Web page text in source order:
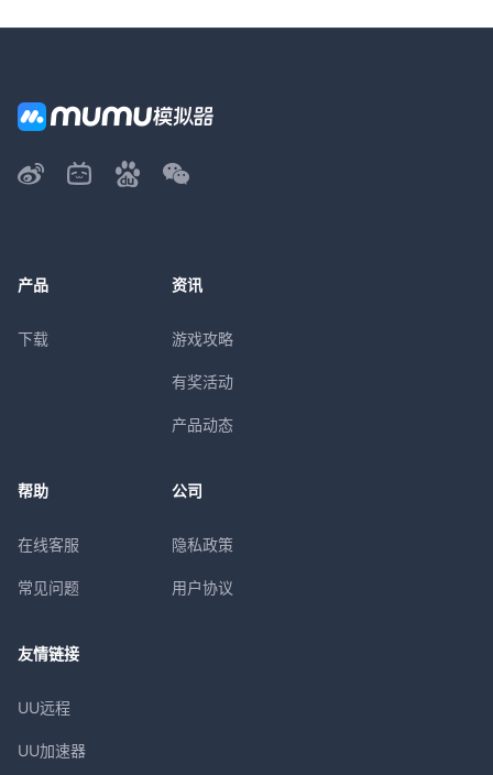
产品
下载
资讯
游戏攻略
有奖活动
产品动态
帮助
在线客服
常见问题
公司
隐私政策
用户协议
友情链接
UU远程
UU加速器